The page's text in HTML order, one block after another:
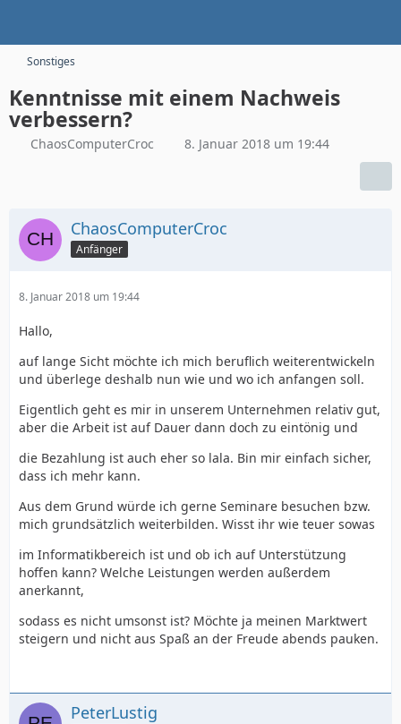
Sonstiges
Kenntnisse mit einem Nachweis
verbessern?
ChaosComputerCroc 8. Januar 2018 um 19:44
ChaosComputerCroc
Anfänger
8. Januar 2018 um 19:44
Hallo,
auf lange Sicht möchte ich mich beruflich weiterentwickeln
und überlege deshalb nun wie und wo ich anfangen soll.
Eigentlich geht es mir in unserem Unternehmen relativ gut,
aber die Arbeit ist auf Dauer dann doch zu eintönig und
die Bezahlung ist auch eher so lala. Bin mir einfach sicher,
dass ich mehr kann.
Aus dem Grund würde ich gerne Seminare besuchen bzw.
mich grundsätzlich weiterbilden. Wisst ihr wie teuer sowas
im Informatikbereich ist und ob ich auf Unterstützung
hoffen kann? Welche Leistungen werden außerdem
anerkannt,
sodass es nicht umsonst ist? Möchte ja meinen Marktwert
steigern und nicht aus Spaß an der Freude abends pauken.
PeterLustig